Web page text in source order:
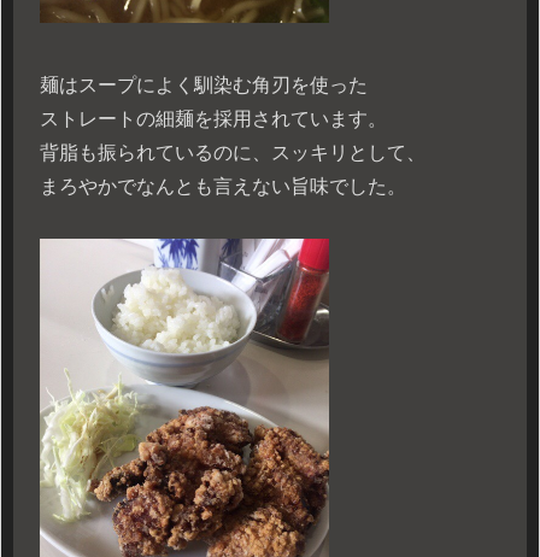
麺はスープによく馴染む角刃を使った
ストレートの細麺を採用されています。
背脂も振られているのに、スッキリとして、
まろやかでなんとも言えない旨味でした。